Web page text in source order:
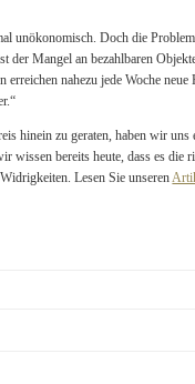
unökonomisch. Doch die
der Mangel an bezahlbaren
nahezu jede Woche
hinein zu geraten, haben wir uns
wissen bereits heute, dass es die
Lesen Sie unseren